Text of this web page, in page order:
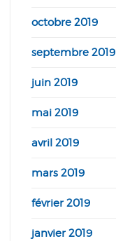
octobre 2019
septembre 2019
juin 2019
mai 2019
avril 2019
mars 2019
février 2019
janvier 2019